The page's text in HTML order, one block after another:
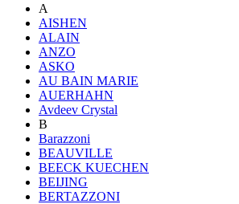
A
AISHEN
ALAIN
ANZO
ASKO
AU BAIN MARIE
AUERHAHN
Avdeev Crystal
B
Barazzoni
BEAUVILLE
BEECK KUECHEN
BEIJING
BERTAZZONI